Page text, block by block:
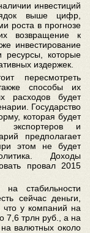
инвестиций
выше цифр,
роста в прогнозе
возвращение к
инвестирование
ресурсы, которые
издержек.
пересмотреть
способы их
расходов будет
Государство
которая будет
экспортеров и
предполагает
этом не будет
Доходы
провал 2015
на стабильности
сейчас деньги,
у компаний на
7,6 трлн руб., а на
валютных около